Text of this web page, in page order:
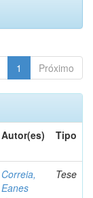
1 Próximo
Autor(es) Tipo
Correia,
Eanes
Tese